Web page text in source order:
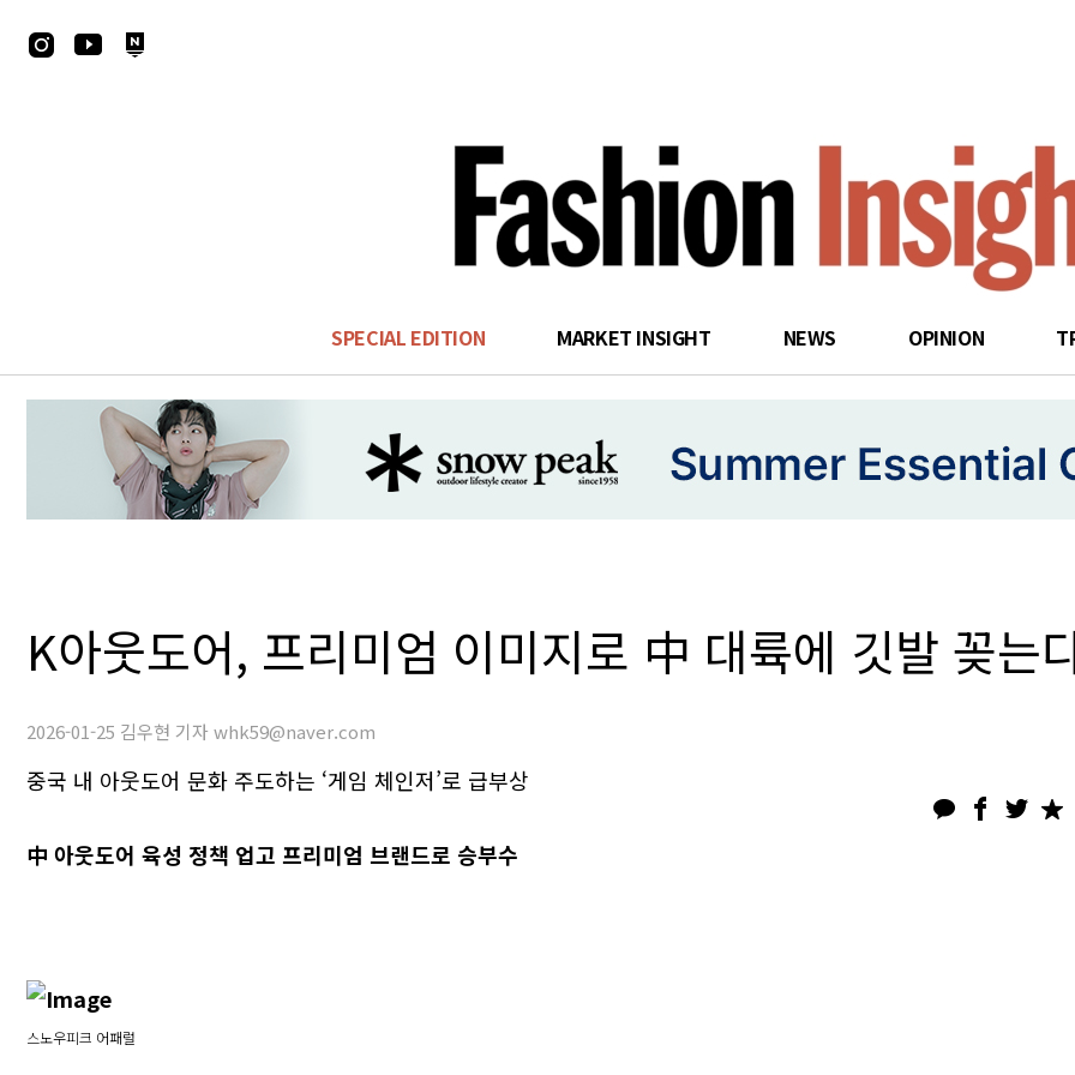
search
SPECIAL EDITION MARKET INSIGHT NEWS OPINION
K아웃도어, 프리미엄 이미지로 中 대륙에 깃발 꽂는
2026-01-25 김우현 기자 whk59@naver.com
중국 내 아웃도어 문화 주도하는 ‘게임 체인저’로 급부상
中 아웃도어 육성 정책 업고 프리미엄 브랜드로 승부수
스노우피크 어패럴